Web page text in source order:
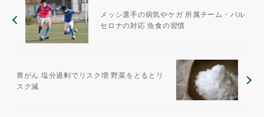
メッシ選手の病気やケガ 所属チーム・バル
セロナの対応 魚食の習慣
胃がん 塩分過剰でリスク増 野菜をとるとリ
スク減